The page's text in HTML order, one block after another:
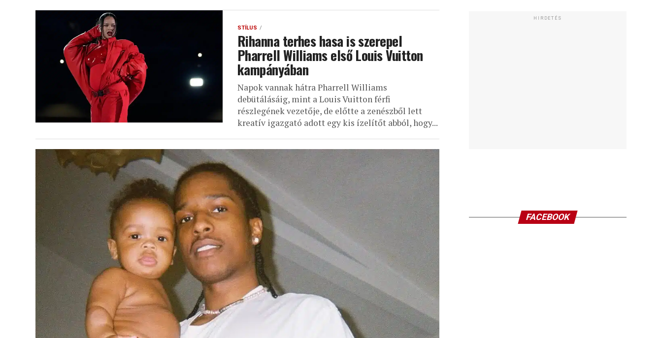
STÍLUS
Rihanna terhes hasa is szerepel
Pharrell Williams első Louis Vuitton
kampányában
Napok vannak hátra Pharrell Williams
debütálásáig, mint a Louis Vuitton férfi
részlegének vezetője, de előtte a zenészből lett
kreatív igazgató adott egy kis ízelítőt abból, hogy...
HIRDETÉS
FACEBOOK